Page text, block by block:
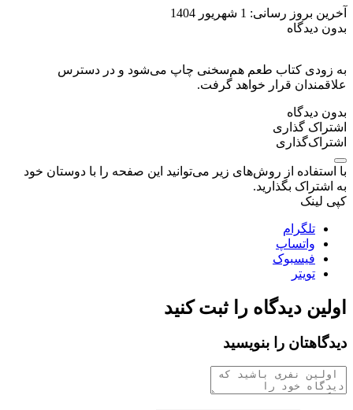
آخرین بروز رسانی: 1 شهریور 1404
بدون دیدگاه
به زودی کتاب طعم هم‌سخنی چاپ می‌شود و در دسترس
علاقمندان قرار خواهد گرفت.
بدون دیدگاه
اشتراک گذاری
اشتراک‌گذاری
با استفاده از روش‌های زیر می‌توانید این صفحه را با دوستان خود
به اشتراک بگذارید.
کپی لینک
تلگرام
واتساپ
فیسبوک
تویتر
اولین دیدگاه را ثبت کنید
دیدگاهتان را بنویسید